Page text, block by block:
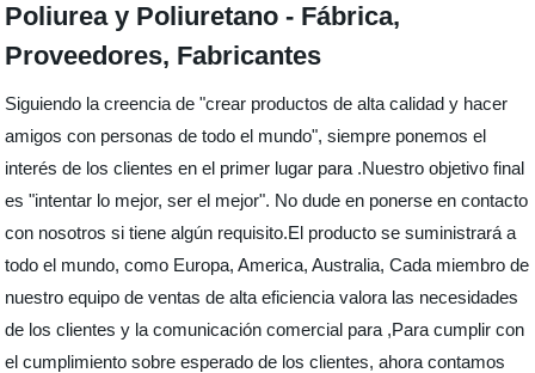
Poliurea y Poliuretano - Fábrica,
Proveedores, Fabricantes
Siguiendo la creencia de "crear productos de alta calidad y hacer
amigos con personas de todo el mundo", siempre ponemos el
interés de los clientes en el primer lugar para .Nuestro objetivo final
es "intentar lo mejor, ser el mejor". No dude en ponerse en contacto
con nosotros si tiene algún requisito.El producto se suministrará a
todo el mundo, como Europa, America, Australia, Cada miembro de
nuestro equipo de ventas de alta eficiencia valora las necesidades
de los clientes y la comunicación comercial para ,Para cumplir con
el cumplimiento sobre esperado de los clientes, ahora contamos